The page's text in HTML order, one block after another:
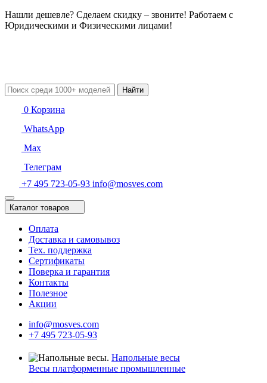
Нашли дешевле? Сделаем скидку – звоните! Работаем с
Юридическими и Физическими лицами!
Найти
0 Корзина
WhatsApp
Max
Телеграм
+7 495 723-05-93 info@mosves.com
Каталог товаров
Оплата
Доставка и самовывоз
Тех. поддержка
Сертификаты
Поверка и гарантия
Контакты
Полезное
Акции
info@mosves.com
+7 495 723-05-93
Напольные весы
Весы платформенные промышленные